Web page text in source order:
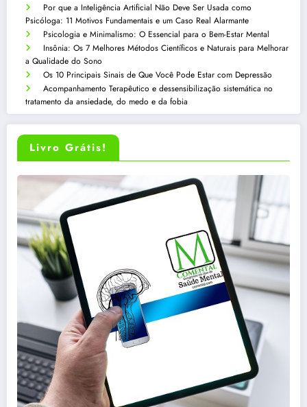
Por que a Inteligência Artificial Não Deve Ser Usada como
Psicóloga: 11 Motivos Fundamentais e um Caso Real Alarmante
Psicologia e Minimalismo: O Essencial para o Bem-Estar Mental
Insônia: Os 7 Melhores Métodos Científicos e Naturais para Melhorar
a Qualidade do Sono
Os 10 Principais Sinais de Que Você Pode Estar com Depressão
Acompanhamento Terapêutico e dessensibilização sistemática no
tratamento da ansiedade, do medo e da fobia
Livro Grátis!